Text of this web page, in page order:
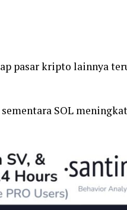
pasar kripto lainnya
SOL